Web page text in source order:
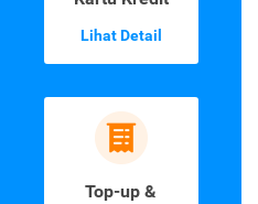
Lihat Detail
Top-up &